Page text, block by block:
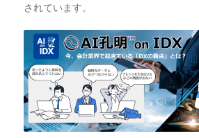
されています。